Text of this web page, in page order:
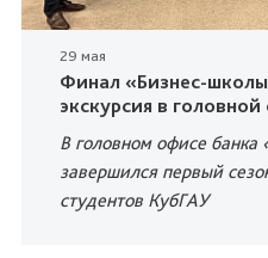
29 мая
Финал «Бизнес-
экскурсия в
В головном офисе банка
завершился первый
студентов КубГАУ